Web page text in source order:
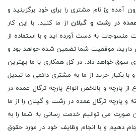
آمده ئ نام مشتری را برای خود برگزینید و
در رشت و گیلان از ما کنید. با این کار
منسوجات به دست آورده اید و با استفاده از
دارید، موفقیت شما تضمین شده خواهد بود و
سوق خواهد داد. در کل همکاری با ما بهترین
یکبار خرید از ما به مشتری دائمی ما تبدیل
پارچه و بالاخص انواع پارچه ترگال عمده در
و پارچه ترگال عمده در رشت و گیلان را از ما
صورت می توانیم خدمت رسانی به شما را به
دهیم و با انجام وظایف خود در مورد حقوق